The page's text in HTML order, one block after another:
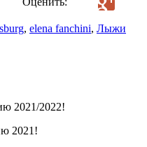
, elena fanchini, Лыжи
2021/2022!
2021!